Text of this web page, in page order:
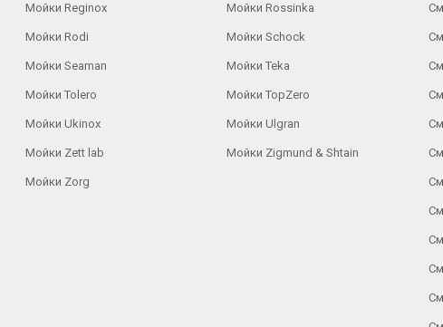
Мойки Reginox Мойки Rossinka
Мойки Rodi Мойки Schock
Мойки Seaman Мойки Teka
Мойки Tolero Мойки TopZero
Мойки Ukinox Мойки Ulgran
Мойки Zett lab Мойки Zigmund & Shtain
Мойки Zorg